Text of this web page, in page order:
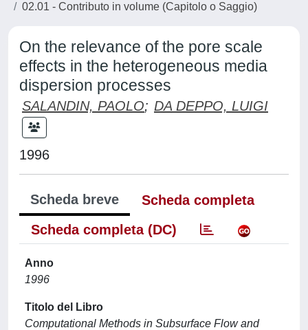
02.01 - Contributo in volume (Capitolo o Saggio)
On the relevance of the pore scale
effects in the heterogeneous media
dispersion processes
SALANDIN, PAOLO; DA DEPPO, LUIGI
1996
Scheda breve
Scheda completa
Scheda completa (DC)
Anno
1996
Titolo del Libro
Computational Methods in Subsurface Flow and